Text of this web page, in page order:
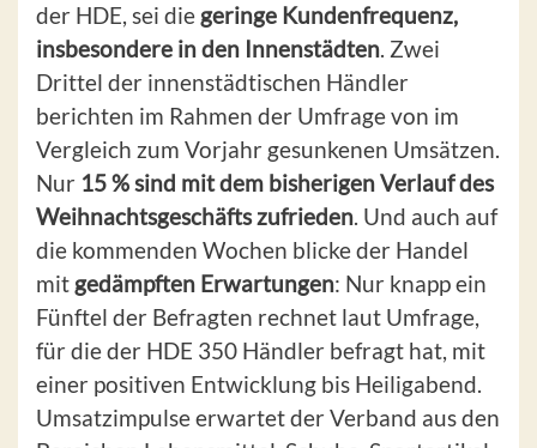
der HDE, sei diegeringe Kundenfrequenz,
insbesondere in den Innenstädten. Zwei
Drittel der innenstädtischen Händler
berichten im Rahmen der Umfrage von im
Vergleich zum Vorjahr gesunkenen Umsätzen.
Nur 15 % sind mit dem bisherigen Verlauf des
Weihnachtsgeschäfts zufrieden. Und auch auf
die kommenden Wochen blicke der Handel
mitgedämpften Erwartungen: Nur knapp ein
Fünftel der Befragten rechnet laut Umfrage,
für die der HDE 350 Händler befragt hat, mit
einer positiven Entwicklung bis Heiligabend.
Umsatzimpulse erwartet der Verband aus den